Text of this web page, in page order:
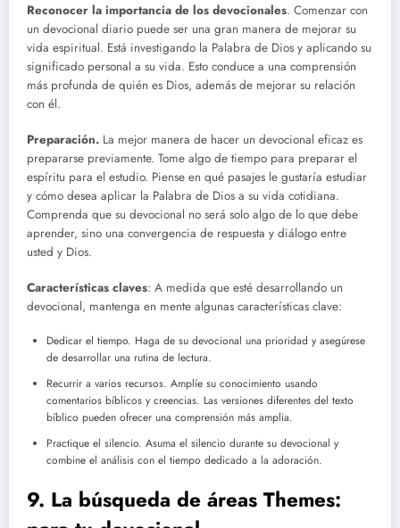
Reconocer la importancia de los devocionales. Comenzar con
un devocional diario puede ser una gran manera de mejorar su
vida espiritual. Está investigando la Palabra de Dios y aplicando su
significado personal a su vida. Esto conduce a una comprensión
más profunda de quién es Dios, además de mejorar su relación
con él.
Preparación. La mejor manera de hacer un devocional eficaz es
prepararse previamente. Tome algo de tiempo para preparar el
espíritu para el estudio. Piense en qué pasajes le gustaría estudiar
y cómo desea aplicar la Palabra de Dios a su vida cotidiana.
Comprenda que su devocional no será solo algo de lo que debe
aprender, sino una convergencia de respuesta y diálogo entre
usted y Dios.
Características claves: A medida que esté desarrollando un
devocional, mantenga en mente algunas características clave:
Dedicar el tiempo. Haga de su devocional una prioridad y asegúrese
de desarrollar una rutina de lectura.
Recurrir a varios recursos. Amplíe su conocimiento usando
comentarios bíblicos y creencias. Las versiones diferentes del texto
bíblico pueden ofrecer una comprensión más amplia.
Practique el silencio. Asuma el silencio durante su devocional y
combine el análisis con el tiempo dedicado a la adoración.
9. La búsqueda de áreas Themes: